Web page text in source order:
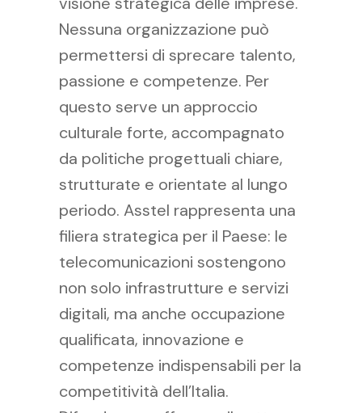
Nessuna organizzazione può
permettersi di sprecare talento,
passione e competenze. Per
questo serve un approccio
culturale forte, accompagnato
da politiche progettuali chiare,
strutturate e orientate al lungo
periodo. Asstel rappresenta una
filiera strategica per il Paese: le
telecomunicazioni sostengono
non solo infrastrutture e servizi
digitali, ma anche occupazione
qualificata, innovazione e
competenze indispensabili per la
competitività dell’Italia.